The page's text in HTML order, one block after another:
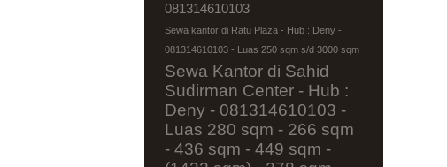
081314610103
Sewa kantor di Ratu Plaza - Hub : Deny -
081314610103 - Luas 250 sqm s/d 3000 sqm
Sewa Kantor di Sahid
Sudirman Center - Hub :
Deny - 081314610103 -
Luas 280 sqm - 266 sqm
- 436 sqm - 449 sqm -